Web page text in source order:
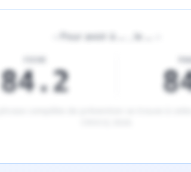
Pour avoir à , le
84.2